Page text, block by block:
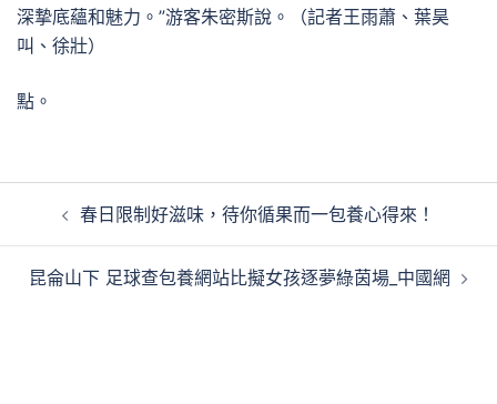
深摯底蘊和魅力。”游客朱密斯說。（記者王雨蕭、葉昊
叫、徐壯）
點。
春日限制好滋味，待你循果而一包養心得來！
昆侖山下 足球查包養網站比擬女孩逐夢綠茵場_中國網